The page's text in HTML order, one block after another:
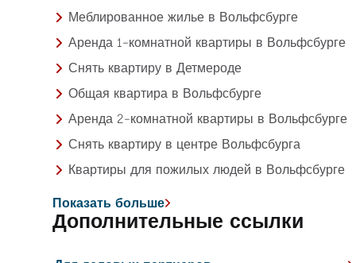
Меблированное жилье в Вольфсбурге
Аренда 1-комнатной квартиры в Вольфсбурге
Снять квартиру в Детмероде
Общая квартира в Вольфсбурге
Аренда 2-комнатной квартиры в Вольфсбурге
Снять квартиру в центре Вольфсбурга
Квартиры для пожилых людей в Вольфсбурге
Показать больше
Дополнительные ссылки